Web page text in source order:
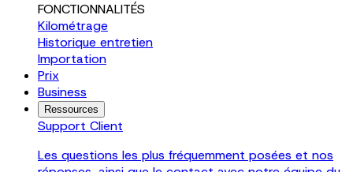
FONCTIONNALITÉS
Kilométrage
Historique entretien
Importation
Prix
Business
Ressources
Support Client
Les questions les plus fréquemment posées et nos